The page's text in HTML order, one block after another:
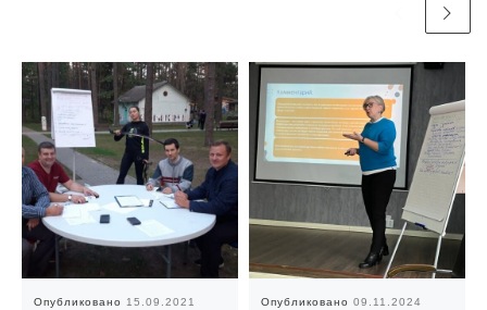
Опубликовано 15.09.2021 Опубликовано 09.11.2024